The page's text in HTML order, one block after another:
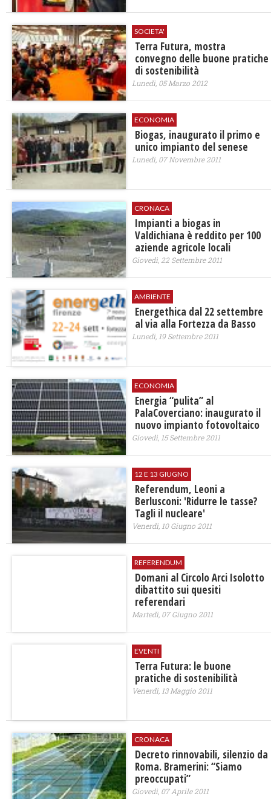
SOCIETA'
Terra Futura, mostra
convegno delle buone pratiche
di sostenibilità
Lunedì, 05 Marzo 2012
ECONOMIA
Biogas, inaugurato il primo e
unico impianto del senese
Lunedì, 07 Novembre 2011
CRONACA
Impianti a biogas in
Valdichiana è reddito per 100
aziende agricole locali
Giovedì, 22 Settembre 2011
AMBIENTE
Energethica dal 22 settembre
al via alla Fortezza da Basso
Lunedì, 19 Settembre 2011
ECONOMIA
Energia “pulita” al
PalaCoverciano: inaugurato il
nuovo impianto fotovoltaico
Giovedì, 15 Settembre 2011
12 E 13 GIUGNO
Referendum, Leoni a
Berlusconi: 'Ridurre le tasse?
Tagli il nucleare'
Venerdì, 10 Giugno 2011
REFERENDUM
Domani al Circolo Arci Isolotto
dibattito sui quesiti
referendari
Martedì, 07 Giugno 2011
EVENTI
Terra Futura: le buone
pratiche di sostenibilità
Venerdì, 13 Maggio 2011
CRONACA
Decreto rinnovabili, silenzio da
Roma. Bramerini: “Siamo
preoccupati”
Giovedì, 07 Aprile 2011